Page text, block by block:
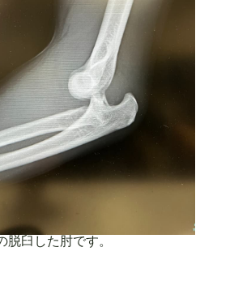
脱臼した肘です。